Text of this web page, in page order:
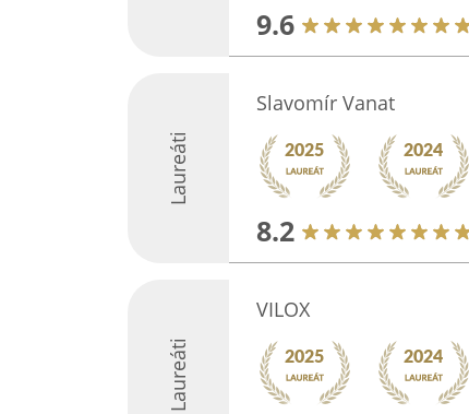
9.6
Laureáti
Slavomír Vanat
8.2
Laureáti
VILOX